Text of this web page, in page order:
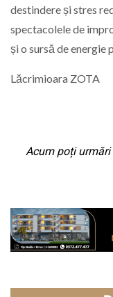
destindere și stres
spectacolele de
și o sursă de
Lăcrimioara ZOTA
Acum poți